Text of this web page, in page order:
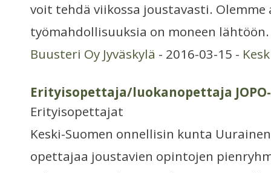
voit tehdä viikossa joustavasti. Olemme
työmahdollisuuksia on moneen lähtöön.
Buusteri Oy Jyväskylä - 2016-03-15 -
Erityisopettaja/luokanopettaja
Erityisopettajat
Keski-Suomen onnellisin kunta
opettajaa joustavien opintojen